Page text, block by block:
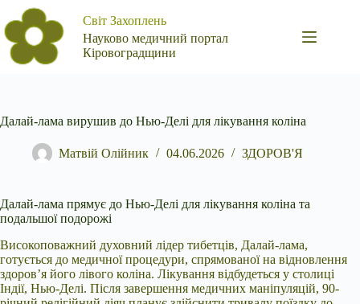
Перейти
до
вмісту
Світ Захоплень
Науково медичний портал
Кіровоградщини
Далай-лама вирушив до Нью-Делі для лікування коліна
Матвій Олійник 04.06.2026 ЗДОРОВ'Я
Далай-лама прямує до Нью-Делі для лікування коліна та
подальшої подорожі
Високоповажний духовний лідер тибетців, Далай-лама,
готується до медичної процедури, спрямованоїна відновлення
здоров’я його лівого коліна. Лікування відбудеться у столиці
Індії, Нью-Делі. Після завершення медичних маніпуляцій, 90-